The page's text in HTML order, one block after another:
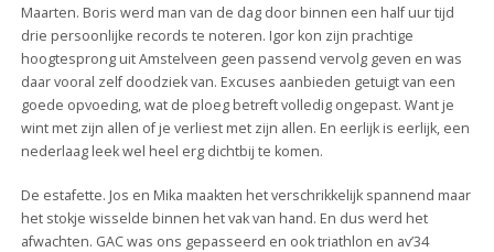
Maarten. Boris werd man van de dag door binnen een half uur tijd
drie persoonlijke records te noteren. Igor kon zijn prachtige
hoogtesprong uit Amstelveen geen passend vervolg geven en was
daar vooral zelf doodziek van. Excuses aanbieden getuigt van een
goede opvoeding, wat de ploeg betreft volledig ongepast. Want je
wint met zijn allen of je verliest met zijn allen. En eerlijk is eerlijk, een
nederlaag leek wel heel erg dichtbij te komen.
De estafette. Jos en Mika maakten het verschrikkelijk spannend maar
het stokje wisselde binnen het vak van hand. En dus werd het
afwachten. GAC was ons gepasseerd en ook triathlon en av’34